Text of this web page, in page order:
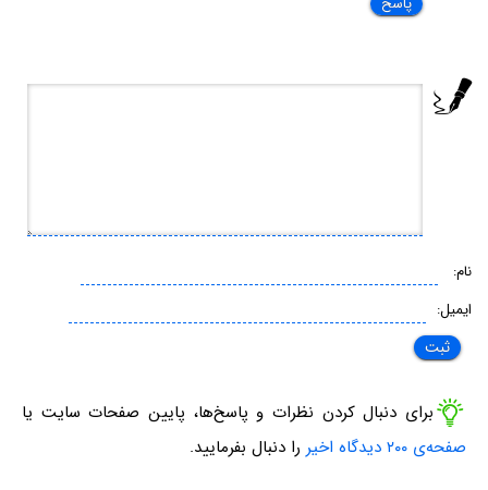
نام:
ایمیل:
برای دنبال کردن نظرات و پاسخ‌ها، پایین صفحات سایت یا
صفحه‌ی ۲۰۰ دیدگاه اخیر
را دنبال بفرمایید.